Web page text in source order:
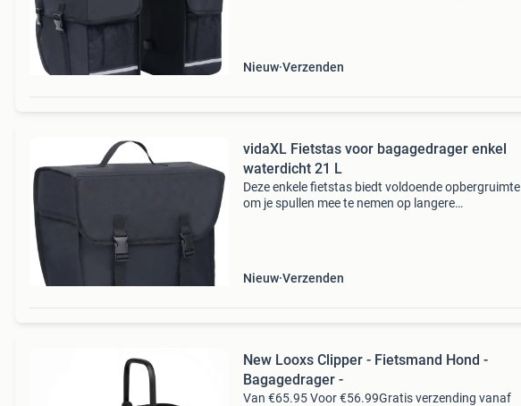
Nieuw Verzenden
vidaXL Fietstas voor bagagedrager enkel
waterdicht 21 L
Deze enkele fietstas biedt voldoende opbergruimte
om je spullen mee te nemen op langere
Nieuw Verzenden
New Looxs Clipper - Fietsmand Hond -
Bagagedrager -
Van €65.95 Voor €56.99Gratis verzending vanaf